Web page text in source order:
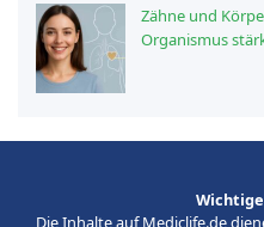
Zähne und
Organismus
Die Inhalte auf Mediclife.de